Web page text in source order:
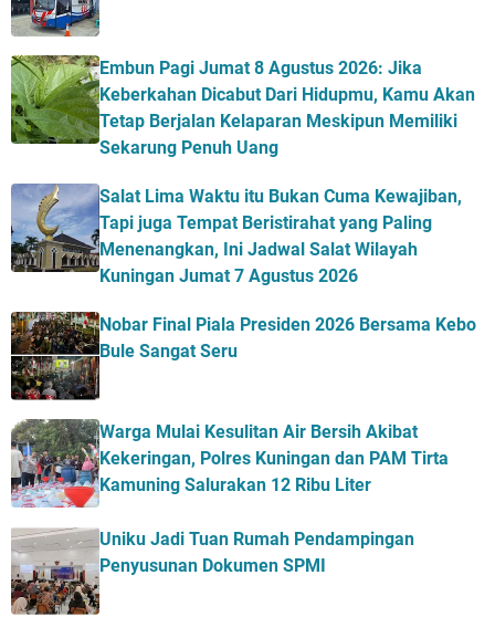
Embun Pagi Jumat 8 Agustus 2026: Jika
Keberkahan Dicabut Dari Hidupmu, Kamu Akan
Tetap Berjalan Kelaparan Meskipun Memiliki
Sekarung Penuh Uang
Salat Lima Waktu itu Bukan Cuma Kewajiban,
Tapi juga Tempat Beristirahat yang Paling
Menenangkan, Ini Jadwal Salat Wilayah
Kuningan Jumat 7 Agustus 2026
Nobar Final Piala Presiden 2026 Bersama Kebo
Bule Sangat Seru
Warga Mulai Kesulitan Air Bersih Akibat
Kekeringan, Polres Kuningan dan PAM Tirta
Kamuning Salurakan 12 Ribu Liter
Uniku Jadi Tuan Rumah Pendampingan
Penyusunan Dokumen SPMI